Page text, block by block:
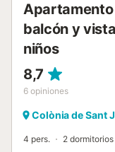
Apartamento
balcón y
niños
8,7
6 opiniones
Colònia de Sant
4 pers. 2 dormitorios